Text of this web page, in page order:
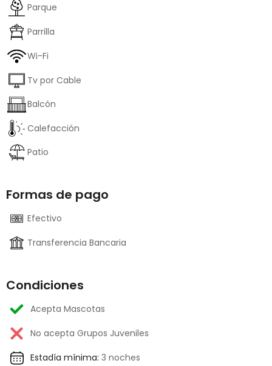
Parque
Parrilla
Wi-Fi
Tv por Cable
Balcón
Calefacción
Patio
Formas de pago
Efectivo
Transferencia Bancaria
Condiciones
Acepta Mascotas
No acepta Grupos Juveniles
Estadía mínima: 3 noches